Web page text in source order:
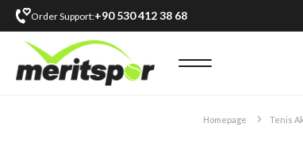
Order Support:+90 530 412 38 68
Homepage Tenis